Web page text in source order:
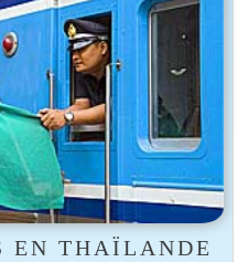
EN THAÏLANDE